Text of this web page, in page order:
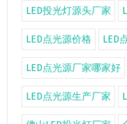
LED投光灯源头厂家
LED点光源价格 LED
LED点光源厂家哪家好
LED点光源生产厂家